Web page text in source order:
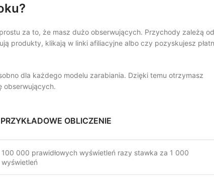
za to, że masz dużo obserwujących. Przychody zależą od
produkty, klikają w linki afiliacyjne albo czy pozyskujesz
dla każdego modelu zarabiania. Dzięki temu otrzymasz
obserwujących.
PRZYKŁADOWE OBLICZENIE
100 000 prawidłowych wyświetleń razy stawka za 1 000
wyświetleń